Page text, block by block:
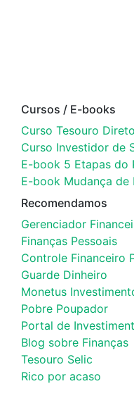
Cursos / E-books
Curso Tesouro
Curso Investidor de
E-book 5 Etapas do
E-book Mudança de
Recomendamos
Gerenciador
Finanças Pessoais
Controle Financeiro
Guarde Dinheiro
Monetus
Pobre Poupador
Portal de
Blog sobre Finanças
Tesouro Selic
Rico por acaso